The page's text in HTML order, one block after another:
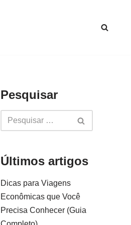
Pesquisar
Últimos artigos
Dicas para Viagens
Econômicas que Você
Precisa Conhecer (Guia